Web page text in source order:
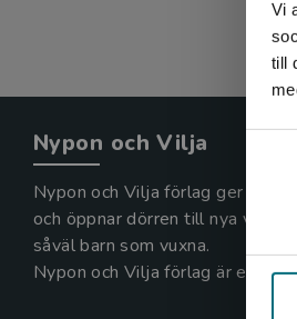
Vi
till
Nypon och Vilja
Nypon och Vilja förlag ger ut
och öppnar dörren till nya
såväl barn som vuxna.
Nypon och Vilja förlag är en